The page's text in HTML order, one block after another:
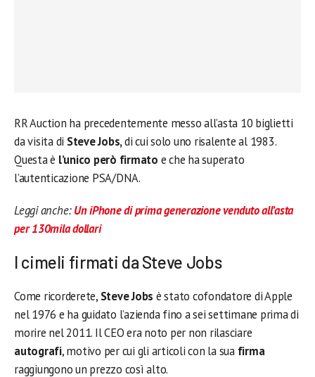
RR Auction ha precedentemente messo all’asta 10 biglietti
da visita di Steve Jobs,di cui solo uno risalente al 1983.
Questa è l’unico però firmato e che ha superato
l’autenticazione PSA/DNA.
Leggi anche:Un iPhone di prima generazione venduto all’asta
per 130mila dollari
I cimeli firmati da Steve Jobs
Come ricorderete, Steve Jobs è stato cofondatore di Apple
nel 1976 e ha guidato l’azienda fino a sei settimane prima di
morire nel 2011. Il CEO era noto per non rilasciare
autografi, motivo per cui gli articoli con la sua firma
raggiungono un prezzo così alto.